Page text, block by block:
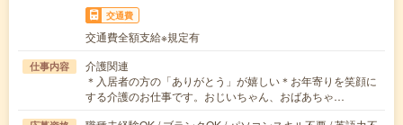
交通費
交通費全額支給※規定有
仕事内容
介護関連
＊入居者の方の「ありがとう」が嬉しい＊お年寄りを笑顔に
する介護のお仕事です。おじいちゃん、おばあちゃ…